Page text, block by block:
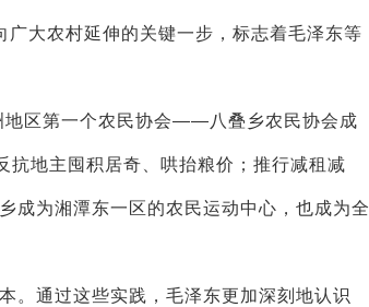
大农村延伸的关键一步，标志着毛泽东等
区第一个农民协会——八叠乡农民协会成
抗地主囤积居奇、哄抬粮价；推行减租减
成为湘潭东一区的农民运动中心，也成为全
通过这些实践，毛泽东更加深刻地认识